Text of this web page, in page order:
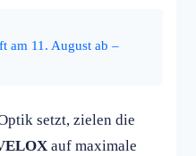
am 11. August ab –
setzt, zielen die
auf maximale